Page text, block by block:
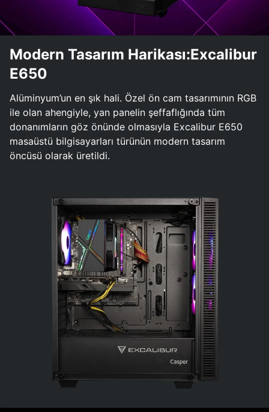
Modern Tasarım Harikası:Excalibur
E650
Alüminyum’un en şık hali. Özel ön cam tasarımının RGB
ile olan ahengiyle, yan panelin şeffaflığında tüm
donanımların göz önünde olmasıyla Excalibur E650
masaüstü bilgisayarları türünün modern tasarım
öncüsü olarak üretildi.